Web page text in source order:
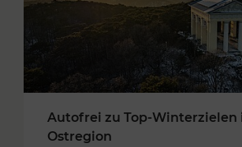
Autofrei zu Top-Winterzielen
Ostregion